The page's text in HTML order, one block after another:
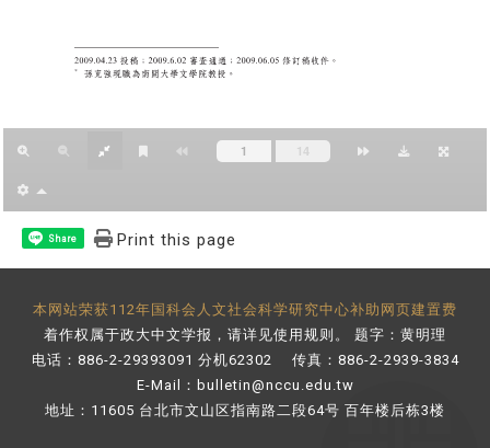
Share Print this page
本网站荣获112年国科会人文社会科学研究中心补助网页建置费
着作权属于政大中文学报，请详见使用规则 。 题字：黄明理
电话：886-2-29393091 分机62302 传真：886-2-2939-3834
E-Mail： bulletin@nccu.edu.tw
地址：11605 台北市文山区指南路二段64号 百年楼后栋3楼